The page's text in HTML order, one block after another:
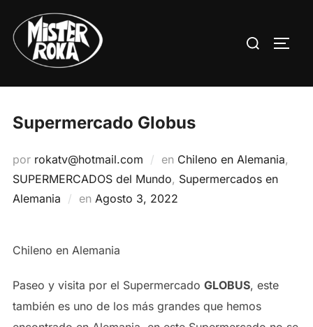
contenido
Buscar:
Supermercado Globus
por rokatv@hotmail.com en Chileno en Alemania,
SUPERMERCADOS del Mundo, Supermercados en
Alemania
en Publicado
Agosto 3, 2022
Chileno en Alemania
Paseo y visita por el Supermercado GLOBUS, este
también es uno de los más grandes que hemos